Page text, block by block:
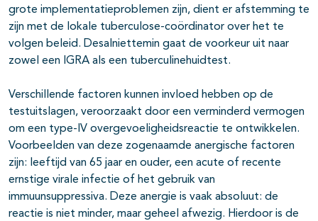
grote implementatieproblemen zijn, dient er afstemming te
zijn met de lokale tuberculose-coördinator over het te
volgen beleid. Desalniettemin gaat de voorkeur uit naar
zowel een IGRA als een tuberculinehuidtest.
Verschillende factoren kunnen invloed hebben op de
testuitslagen, veroorzaakt door een verminderd vermogen
om een type-IV overgevoeligheidsreactie te ontwikkelen.
Voorbeelden van deze zogenaamde anergische factoren
zijn: leeftijd van 65 jaar en ouder, een acute of recente
ernstige virale infectie of het gebruik van
immuunsuppressiva. Deze anergie is vaak absoluut: de
reactie is niet minder, maar geheel afwezig. Hierdoor is de